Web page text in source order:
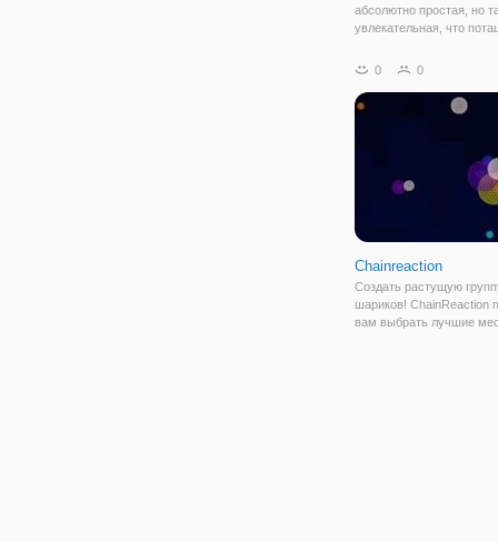
абсолютно простая, но
увлекательная, что
игровом поле вы видите
на самом круге - некая
0 0
Chainreaction
Создать растущую
шариков! ChainReaction
вам выбрать лучшие